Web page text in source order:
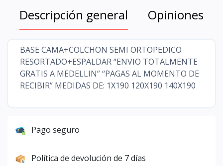
Descripción general Opiniones
BASE CAMA+COLCHON SEMI ORTOPEDICO
RESORTADO+ESPALDAR “ENVIO TOTALMENTE
GRATIS A MEDELLIN” “PAGAS AL MOMENTO DE
RECIBIR” MEDIDAS DE: 1X190 120X190 140X190
Pago seguro
Política de devolución de 7 días